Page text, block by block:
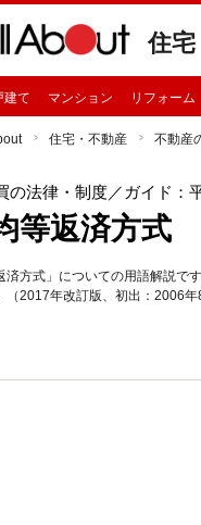
住
建て マンション リフォーム
住宅・不動産 不動産
の法律・制度／ガイド：
等返済方式
済方式」についての用語解説
（2017年改訂版、初出：2006年8